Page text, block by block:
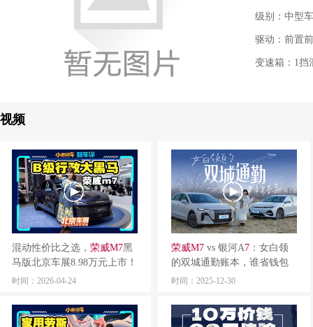
级别：中型车
驱动：前置
变速箱：1挡
视频
混动性价比之选， 荣威M7黑
马版北京车展8.98万元上市！
时间：2026-04-24
荣威M7 vs 银河A7 ：女白领
的双城通勤账本，谁省钱包
更懂心？
时间：2025-12-30